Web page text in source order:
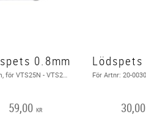
0.8mm
59,00 KR 30,00